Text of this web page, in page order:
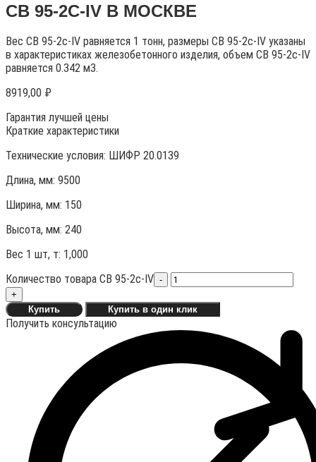
СВ 95-2C-IV В МОСКВЕ
Вес СВ 95-2c-IV равняется 1 тонн, размеры СВ 95-2c-IV указаны
в характеристиках железобетонного изделия, объем СВ 95-2c-IV
равняется 0.342 м3.
8919,00 ₽
Гарантия лучшей цены
Краткие характеристики
Технические условия: ШИФР 20.0139
Длина, мм: 9500
Ширина, мм: 150
Высота, мм: 240
Вес 1 шт, т: 1,000
Количество товара СВ 95-2c-IV -
+
Купить
Купить в один клик
Получить консультацию